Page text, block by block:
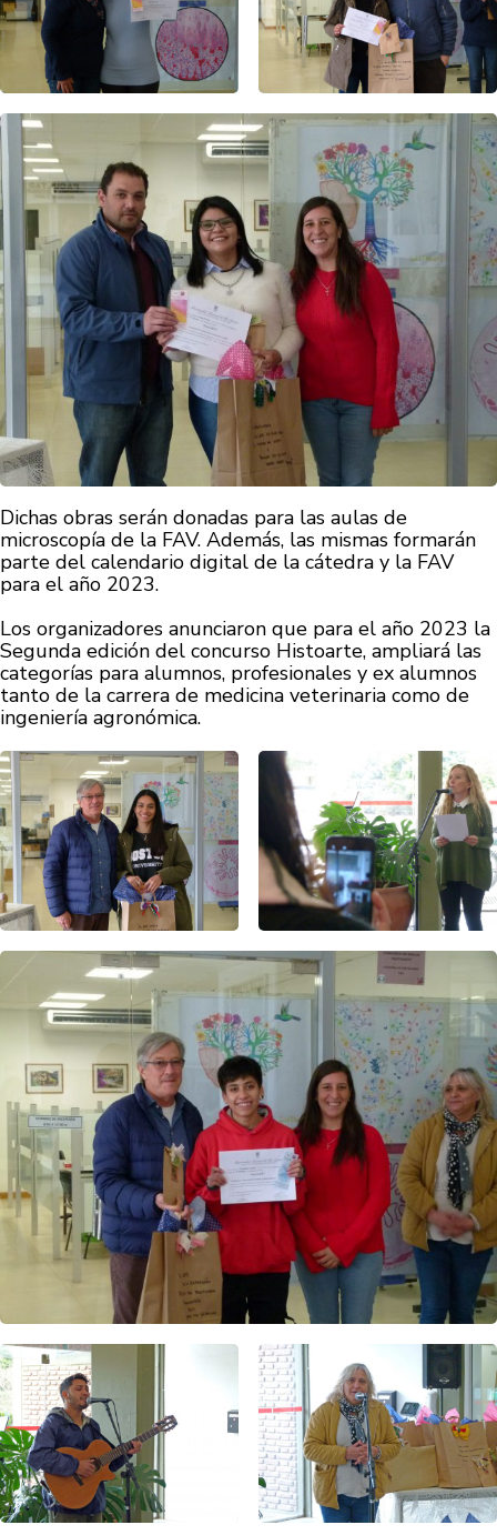
Dichas obras serán donadas para las aulas de
microscopía de la FAV. Además, las mismas formarán
parte del calendario digital de la cátedra y la FAV
para el año 2023.
Los organizadores anunciaron que para el año 2023 la
Segunda edición del concurso Histoarte, ampliará las
categorías para alumnos, profesionales y ex alumnos
tanto de la carrera de medicina veterinaria como de
ingeniería agronómica.